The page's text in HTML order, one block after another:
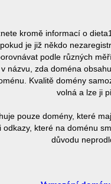
kromě informací o
je již někdo
podle různých
názvu, zda doména
Kvalitě domény
volná a lze ji
pouze domény, které
odkazy, které na doménu
důvodu